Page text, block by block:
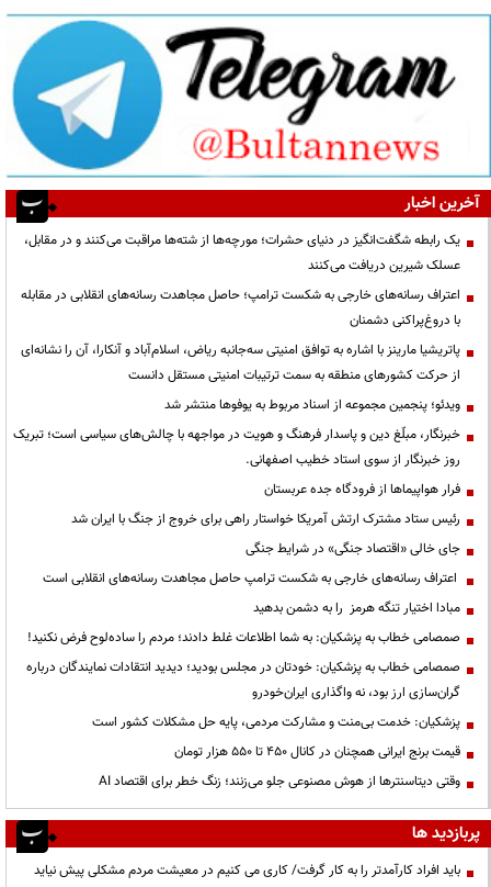
آخرین اخبار
یک رابطه شگفت‌انگیز در دنیای حشرات؛ مورچه‌ها از شته‌ها مراقبت می‌کنند و در مقابل،
عسلک شیرین دریافت می‌کنند
اعتراف رسانه‌های خارجی به شکست ترامپ؛ حاصل مجاهدت رسانه‌های انقلابی در مقابله
با دروغ‌پراکنی دشمنان
پاتریشیا مارینز با اشاره به توافق امنیتی سه‌جانبه ریاض، اسلام‌آباد و آنکارا، آن را نشانه‌ای
از حرکت کشورهای منطقه به سمت ترتیبات امنیتی مستقل دانست
ویدئو؛ پنجمین مجموعه از اسناد مربوط به یوفوها منتشر شد
خبرنگار، مبلّغ دین و پاسدار فرهنگ و هویت در مواجهه با چالش‌های سیاسی است؛ تبریک
روز خبرنگار از سوی استاد خطیب اصفهانی.
فرار هواپیماها از فرودگاه جده عربستان
رئیس ستاد مشترک ارتش آمریکا خواستار راهی برای خروج از جنگ با ایران شد
جای خالی «اقتصاد جنگی» در شرایط جنگی
اعتراف رسانه‌های خارجی به شکست ترامپ حاصل مجاهدت رسانه‌های انقلابی است
مبادا اختیار تنگه هرمز را به دشمن بدهید
صمصامی خطاب به پزشکیان: به شما اطلاعات غلط دادند؛ مردم را ساده‌لوح فرض نکنید!
صمصامی خطاب به پزشکیان: خودتان در مجلس بودید؛ دیدید انتقادات نمایندگان درباره
گران‌سازی ارز بود، نه واگذاری ایران‌خودرو
پزشکیان: خدمت بی‌منت و مشارکت مردمی، پایه حل مشکلات کشور است
قیمت‌ برنج ایرانی همچنان در کانال ۴۵۰ تا ۵۵۰ هزار تومان
وقتی دیتاسنترها از هوش مصنوعی جلو می‌زنند؛ زنگ خطر برای اقتصاد AI
پربازدید ها
باید افراد کارآمدتر را به کار گرفت/ کاری می کنیم در معیشت مردم مشکلی پیش نیاید